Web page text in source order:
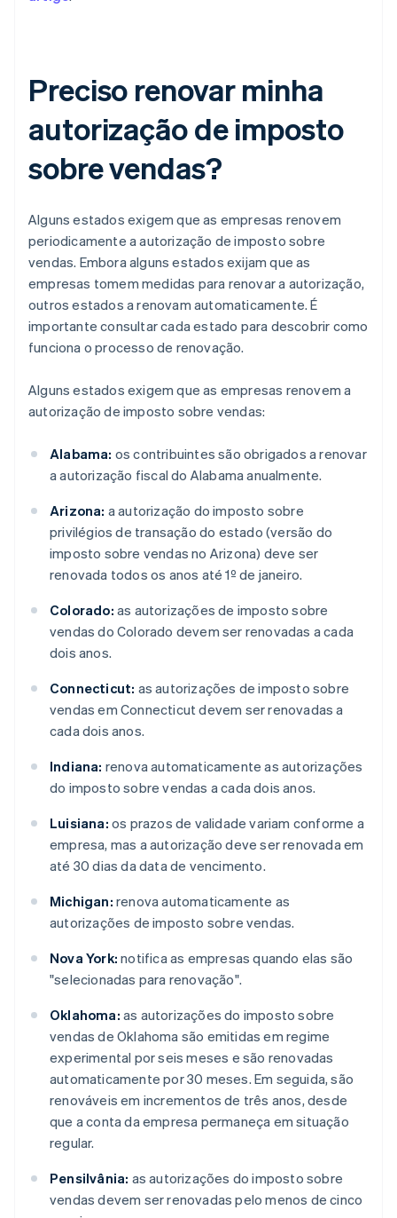
Preciso renovar minha
autorização de imposto
sobre vendas?
Alguns estados exigem que as empresas renovem
periodicamente a autorização de imposto sobre
vendas. Embora alguns estados exijam que as
empresas tomem medidas para renovar a autorização,
outros estados a renovam automaticamente. É
importante consultar cada estado para descobrir como
funciona o processo de renovação.
Alguns estados exigem que as empresas renovem a
autorização de imposto sobre vendas:
Alabama: os contribuintes são obrigados a renovar
a autorização fiscal do Alabama anualmente.
Arizona: a autorização do imposto sobre
privilégios de transação do estado (versão do
imposto sobre vendas no Arizona) deve ser
renovada todos os anos até 1º de janeiro.
Colorado: as autorizações de imposto sobre
vendas do Colorado devem ser renovadas a cada
dois anos.
Connecticut: as autorizações de imposto sobre
vendas em Connecticut devem ser renovadas a
cada dois anos.
Indiana: renova automaticamente as autorizações
do imposto sobre vendas a cada dois anos.
Luisiana: os prazos de validade variam conforme a
empresa, mas a autorização deve ser renovada em
até 30 dias da data de vencimento.
Michigan: renova automaticamente as
autorizações de imposto sobre vendas.
Nova York: notifica as empresas quando elas são
"selecionadas para renovação".
Oklahoma: as autorizações do imposto sobre
vendas de Oklahoma são emitidas em regime
experimental por seis meses e são renovadas
automaticamente por 30 meses. Em seguida, são
renováveis em incrementos de três anos, desde
que a conta da empresa permaneça em situação
regular.
Pensilvânia: as autorizações do imposto sobre
vendas devem ser renovadas pelo menos de cinco